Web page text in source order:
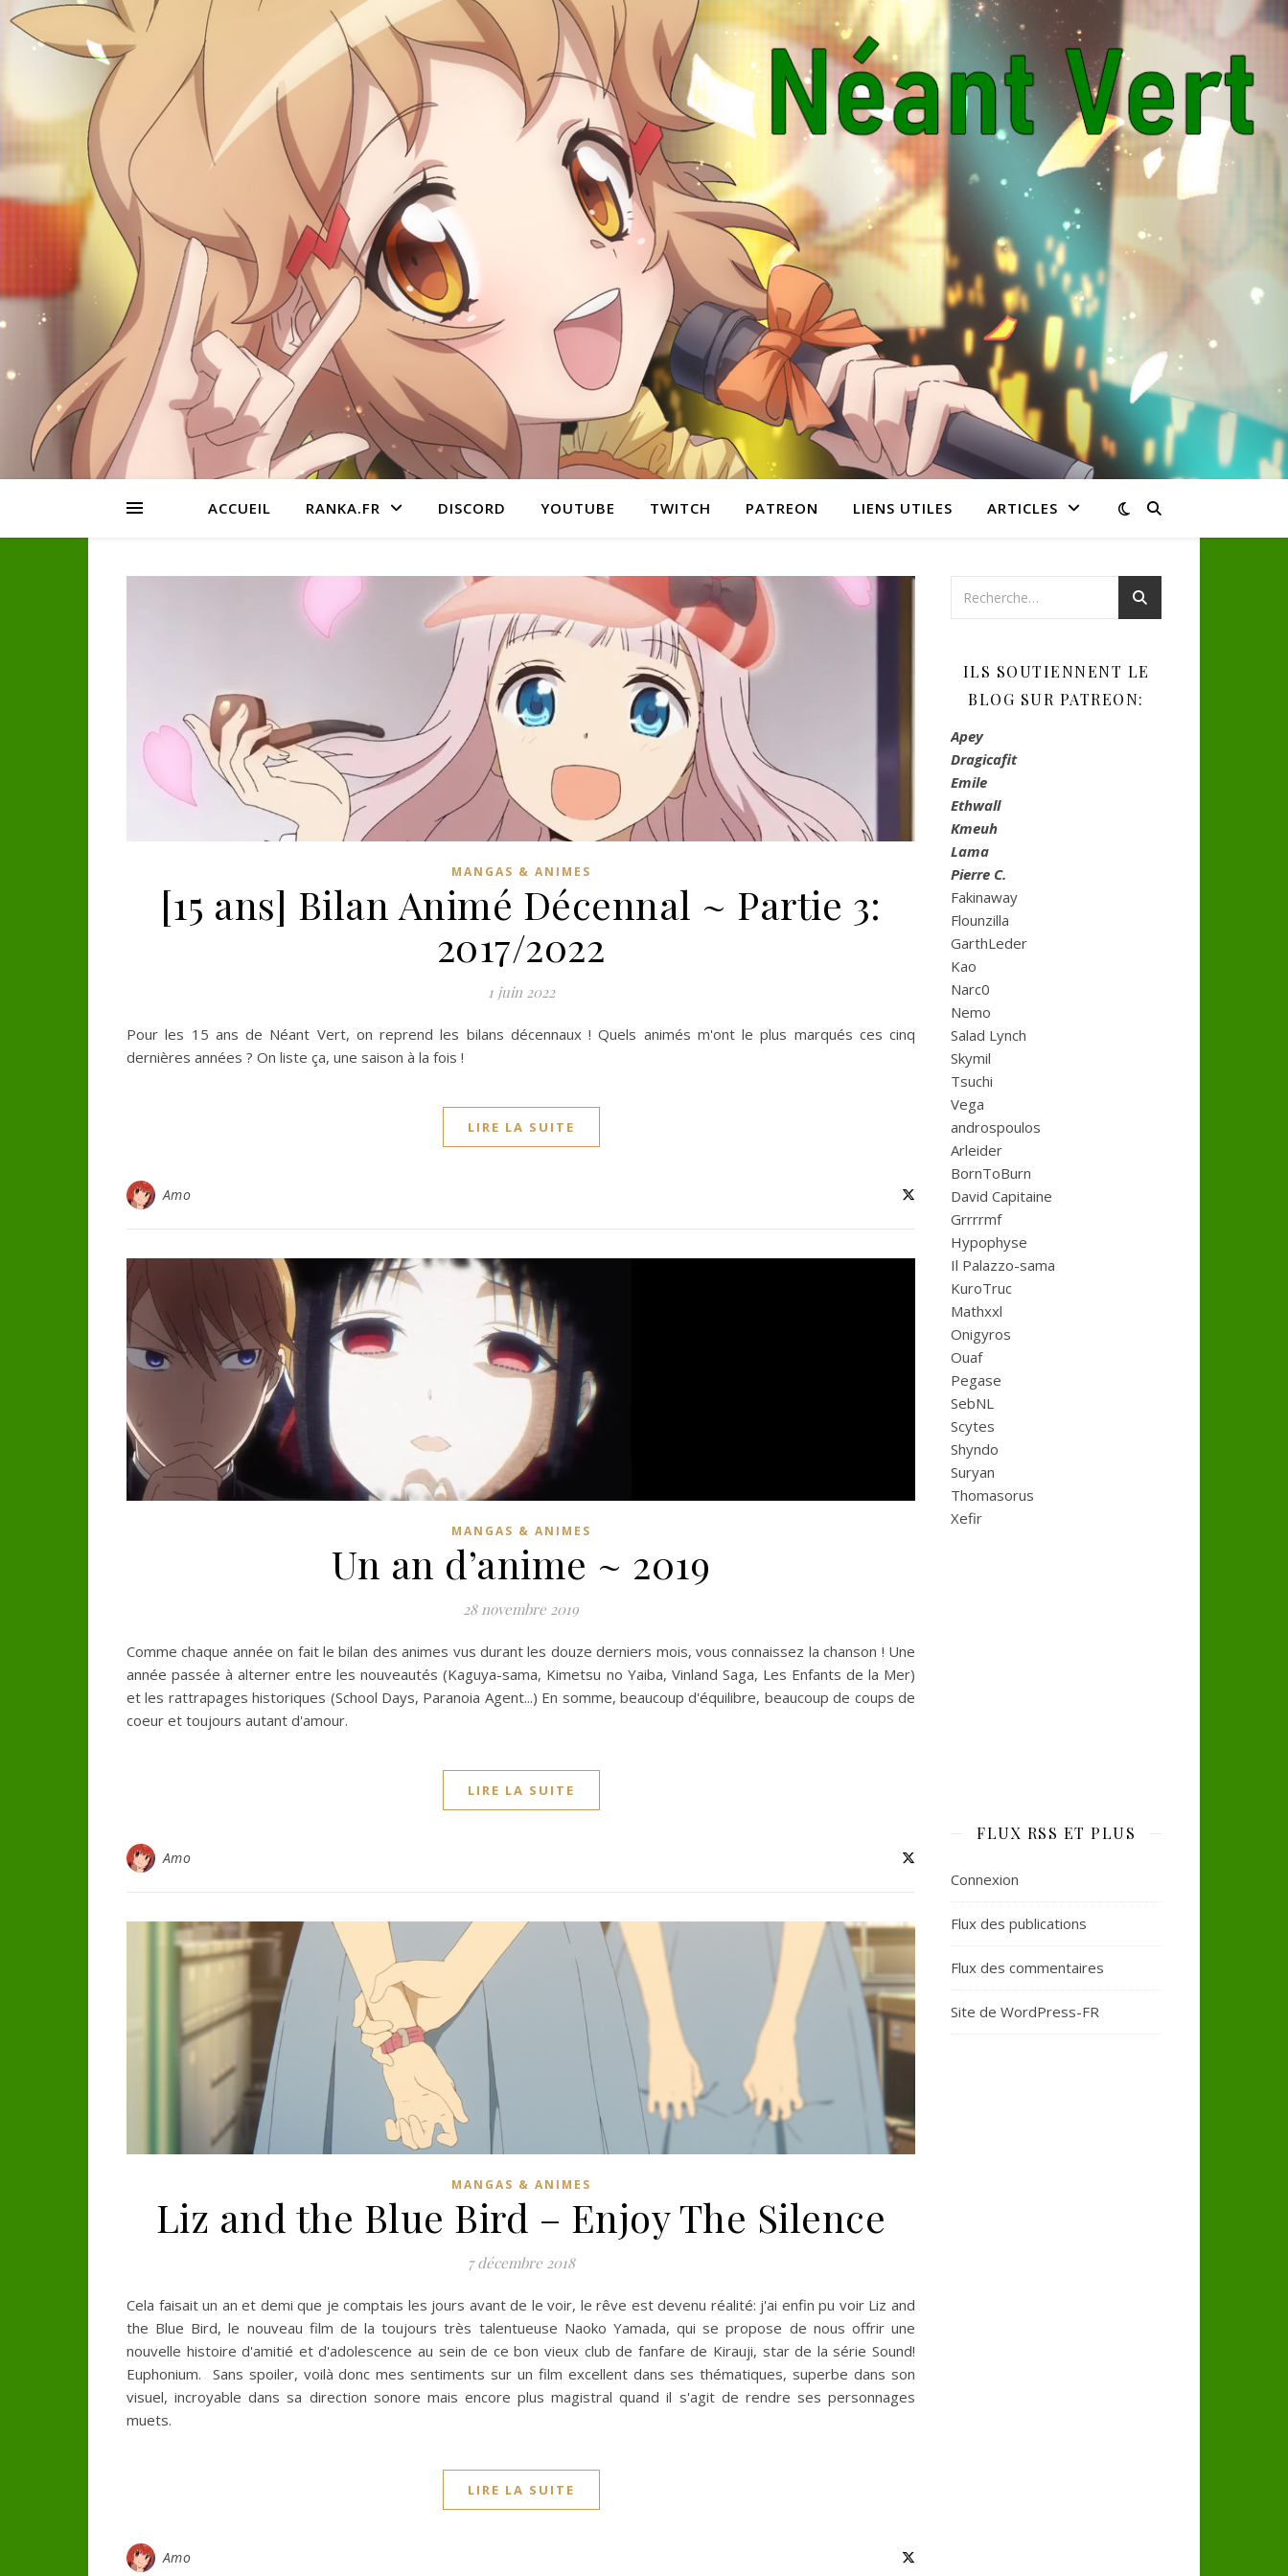
ACCUEIL RANKA.FR DISCORD YOUTUBE TWITCH PATREON LIENS UTILES ARTICLES
MANGAS & ANIMES
[15 ans] Bilan Animé Décennal ~ Partie 3:
2017/2022
1 juin 2022
Pour les 15 ans de Néant Vert, on reprend les bilans décennaux ! Quels animés m'ont le plus marqués ces cinq
dernières années ? On liste ça, une saison à la fois !
LIRE LA SUITE
Amo
MANGAS & ANIMES
Un an d’anime ~ 2019
28 novembre 2019
Comme chaque année on fait le bilan des animes vus durant les douze derniers mois, vous connaissez la chanson ! Une
année passée à alterner entre les nouveautés (Kaguya-sama, Kimetsu no Yaiba, Vinland Saga, Les Enfants de la Mer)
et les rattrapages historiques (School Days, Paranoia Agent...) En somme, beaucoup d'équilibre, beaucoup de coups de
coeur et toujours autant d'amour.
LIRE LA SUITE
Amo
MANGAS & ANIMES
Liz and the Blue Bird – Enjoy The Silence
7 décembre 2018
Cela faisait un an et demi que je comptais les jours avant de le voir, le rêve est devenu réalité: j'ai enfin pu voir Liz and
the Blue Bird, le nouveau film de la toujours très talentueuse Naoko Yamada, qui se propose de nous offrir une
nouvelle histoire d'amitié et d'adolescence au sein de ce bon vieux club de fanfare de Kirauji, star de la série Sound!
Euphonium. Sans spoiler, voilà donc mes sentiments sur un film excellent dans ses thématiques, superbe dans son
visuel, incroyable dans sa direction sonore mais encore plus magistral quand il s'agit de rendre ses personnages
muets.
LIRE LA SUITE
Amo
ILS SOUTIENNENT LE
BLOG SUR PATREON:
Apey
Dragicafit
Emile
Ethwall
Kmeuh
Lama
Pierre C.
Fakinaway
Flounzilla
GarthLeder
Kao
Narc0
Nemo
Salad Lynch
Skymil
Tsuchi
Vega
androspoulos
Arleider
BornToBurn
David Capitaine
Grrrrmf
Hypophyse
Il Palazzo-sama
KuroTruc
Mathxxl
Onigyros
Ouaf
Pegase
SebNL
Scytes
Shyndo
Suryan
Thomasorus
Xefir
FLUX RSS ET PLUS
Connexion
Flux des publications
Flux des commentaires
Site de WordPress-FR